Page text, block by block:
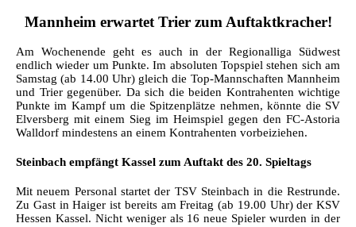
Mannheim erwartet Trier zum Auftaktkracher!
Am Wochenende geht es auch in der Regionalliga Südwest
endlich wieder um Punkte. Im absoluten Topspiel stehen sich am
Samstag (ab 14.00 Uhr) gleich die Top-Mannschaften Mannheim
und Trier gegenüber. Da sich die beiden Kontrahenten wichtige
Punkte im Kampf um die Spitzenplätze nehmen, könnte die SV
Elversberg mit einem Sieg im Heimspiel gegen den FC-Astoria
Walldorf mindestens an einem Kontrahenten vorbeiziehen.
Steinbach empfängt Kassel zum Auftakt des 20. Spieltags
Mit neuem Personal startet der TSV Steinbach in die Restrunde.
Zu Gast in Haiger ist bereits am Freitag (ab 19.00 Uhr) der KSV
Hessen Kassel. Nicht weniger als 16 neue Spieler wurden in der